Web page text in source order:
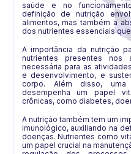
saúde e no
definição de nutrição
alimentos, mas também a
dos nutrientes essenciais
A importância da nutrição
nutrientes presentes nos
necessária para as
e desenvolvimento, e
corpo. Além disso,
desempenha um papel
crônicas, como diabetes,
A nutrição também tem um
imunológico, auxiliando na
doenças. Nutrientes como
um papel crucial na